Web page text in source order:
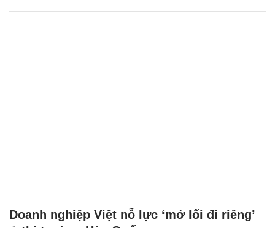
Doanh nghiệp Việt nỗ lực ‘mở lối đi riêng’